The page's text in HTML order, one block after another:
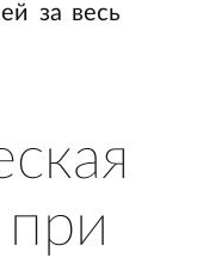
за весь